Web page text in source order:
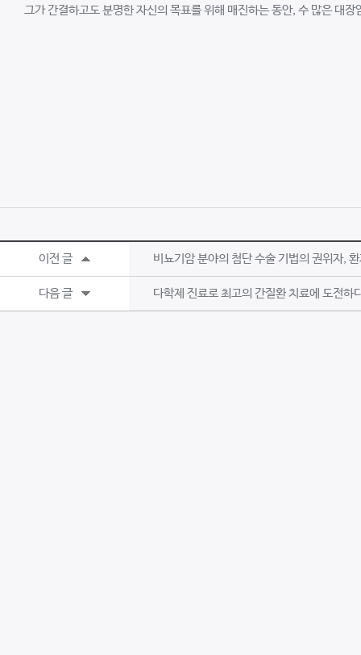
그가 간결하고도 분명한 자신의 목표를 위해 매진하는 동안, 수 많은 대
이전 글 비뇨기암 분야의 첨단 수술 기법의 권위자,
다음 글 다학제 진료로 최고의 간질환 치료에 도전하